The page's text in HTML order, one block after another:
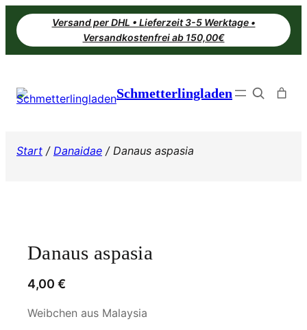
Zum
Inhalt
springen
Versand per DHL • Lieferzeit 3-5 Werktage •
Versandkostenfrei ab 150,00€
Schmetterlingladen Search
Start / Danaidae / Danaus aspasia
Danaus aspasia
4,00 €
Weibchen aus Malaysia